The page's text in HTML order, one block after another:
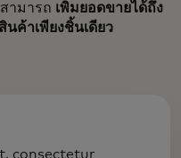
ามารถ เพิ่มยอดขายได้ถึง
นค้าเพียงชิ้นเดียว
consectetur